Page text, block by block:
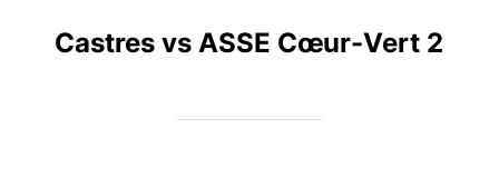
Castres vs ASSE Cœur-Vert 2